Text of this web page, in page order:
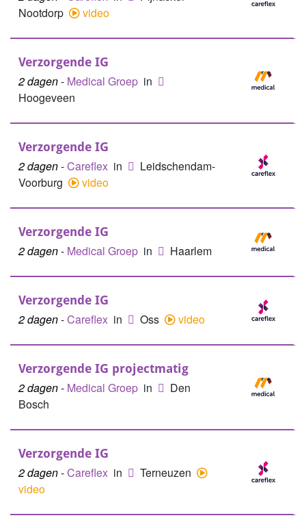
Nootdorp
video
Verzorgende IG
2 dagen- Medical Groep in
Hoogeveen
Verzorgende IG
2 dagen-Careflex in
Leidschendam-
Voorburg
video
Verzorgende IG
2 dagen- Medical Groep in Haarlem
Verzorgende IG
2 dagen-Careflex in Oss video
Verzorgende IG projectmatig
2 dagen- Medical Groep in
Den
Bosch
Verzorgende IG
2 dagen-Careflex in
Terneuzen
video